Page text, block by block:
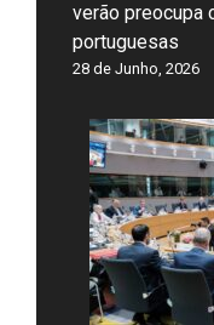
verão preocupa
portuguesas
28 de Junho, 2026